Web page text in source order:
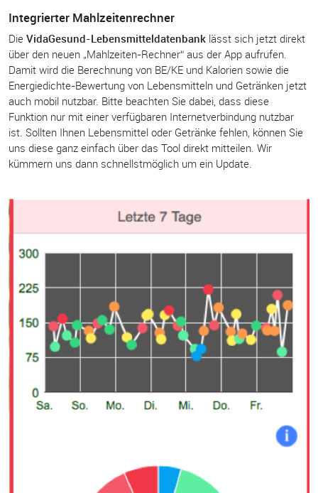
Integrierter Mahlzeitenrechner
Die VidaGesund-Lebensmitteldatenbank lässt sich jetzt direkt
über den neuen „Mahlzeiten-Rechner“ aus der App aufrufen.
Damit wird die Berechnung von BE/KE und Kalorien sowie die
Energiedichte-Bewertung von Lebensmitteln und Getränken jetzt
auch mobil nutzbar. Bitte beachten Sie dabei, dass diese
Funktion nur mit einer verfügbaren Internetverbindung nutzbar
ist. Sollten Ihnen Lebensmittel oder Getränke fehlen, können Sie
uns diese ganz einfach über das Tool direkt mitteilen. Wir
kümmern uns dann schnellstmöglich um ein Update.